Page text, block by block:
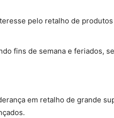
pelo retalho de produtos
fins de semana e feriados,
em retalho de grande